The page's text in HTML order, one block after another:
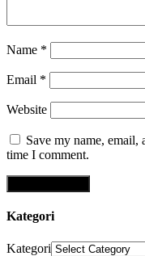
Name *
Email *
Website
Save my name,
time I comment.
Kategori
Kategori